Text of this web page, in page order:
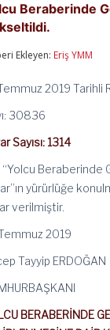
Beraberinde
Ekleyen: Eriş YMM
2019 Tarihli
30836
Sayısı: 1314
“Yolcu Beraberinde
yürürlüğe
verilmiştir.
2019
Tayyip ERDOĞAN
BERABERİNDE